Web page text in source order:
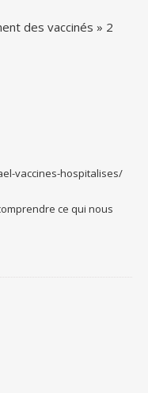
des vaccinés » 2
vaccines-hospitalises/
ce qui nous